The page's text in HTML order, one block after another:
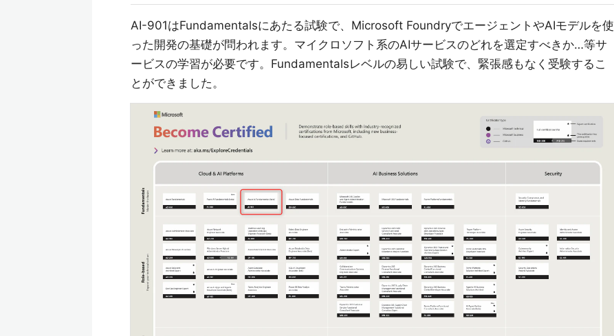
AI-901はFundamentalsにあたる試験で、Microsoft FoundryでエージェントやAIモデルを使
った開発の基礎が問われます。マイクロソフト系のAIサービスのどれを選定すべきか…等サ
ービスの学習が必要です。Fundamentalsレベルの易しい試験で、緊張感もなく受験するこ
とができました。